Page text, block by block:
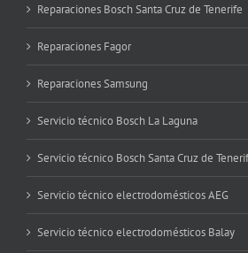
Reparaciones Bosch Santa Cruz de Tenerife
Reparaciones Fagor
Reparaciones Samsung
Servicio técnico Bosch La Laguna
Servicio técnico Bosch Santa Cruz de
Servicio técnico electrodomésticos AEG
Servicio técnico electrodomésticos Balay